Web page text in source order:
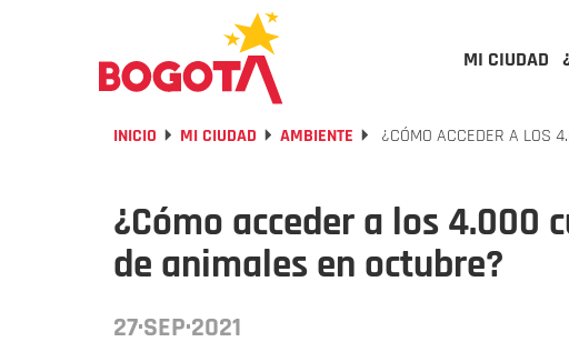
MI CIUDAD
INICIO MI CIUDAD AMBIENTE ¿CÓMO ACCEDER A LOS
¿Cómo acceder a los 4.000
de animales en octubre?
27·SEP·2021